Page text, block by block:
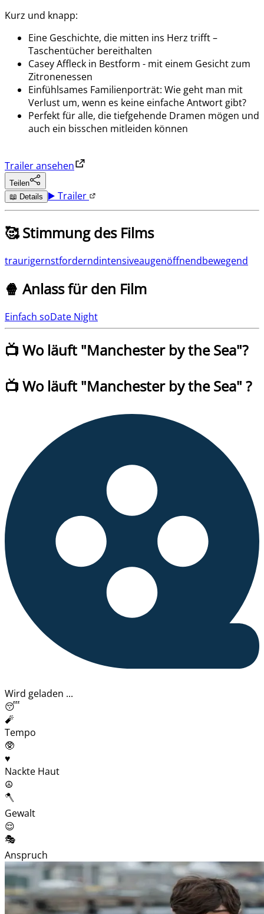
Kurz und knapp:
Eine Geschichte, die mitten ins Herz trifft –
Taschentücher bereithalten
Casey Affleck in Bestform - mit einem Gesicht zum
Zitronenessen
Einfühlsames Familienporträt: Wie geht man mit
Verlust um, wenn es keine einfache Antwort gibt?
Perfekt für alle, die tiefgehende Dramen mögen und
auch ein bisschen mitleiden können
Trailer ansehen
Teilen
📖 Details ▶️ Trailer
🥰 Stimmung des Films
traurigernstforderndintensiveaugenöffnendbewegend
🍿 Anlass für den Film
Einfach soDate Night
📺 Wo läuft "Manchester by the Sea"?
📺 Wo läuft "Manchester by the Sea" ?
Wird geladen ...
😴
🧨
Tempo
🥸
♥️
Nackte Haut
☮️
🪓
Gewalt
😌
🎭
Anspruch